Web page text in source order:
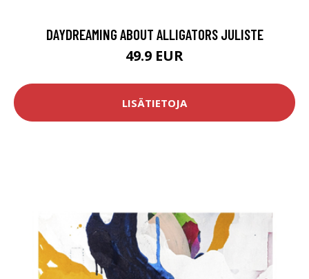
DAYDREAMING ABOUT ALLIGATORS JULISTE
49.9 EUR
LISÄTIETOJA